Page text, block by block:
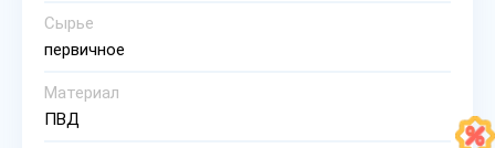
Сырье
первичное
Материал
ПВД